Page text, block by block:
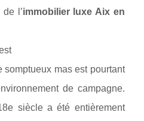
l’immobilier luxe Aix en
somptueux mas est pourtant
de campagne.
siècle a été entièrement